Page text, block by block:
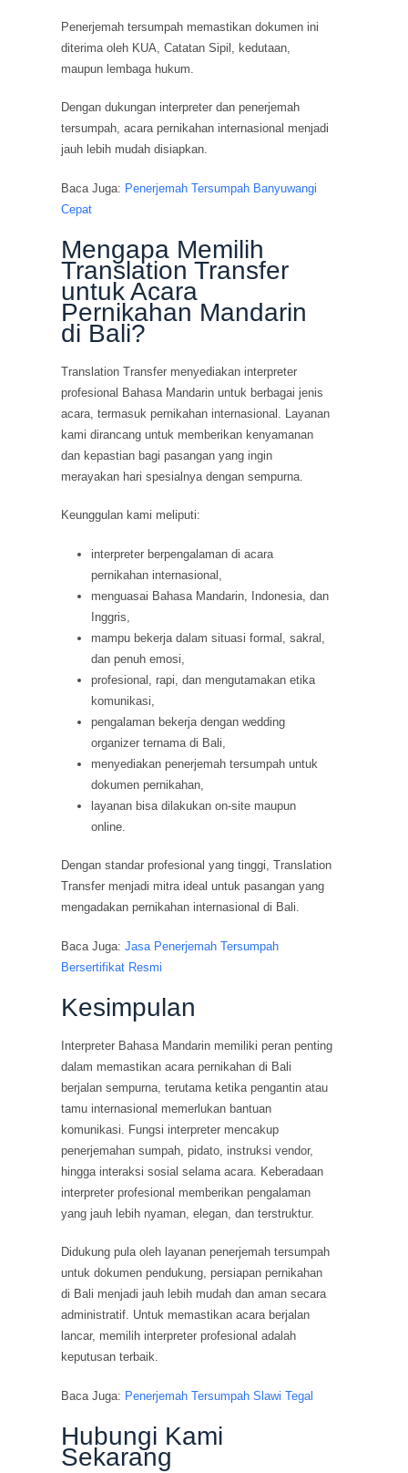
Penerjemah tersumpah memastikan dokumen ini
diterima oleh KUA, Catatan Sipil, kedutaan,
maupun lembaga hukum.
Dengan dukungan interpreter dan penerjemah
tersumpah, acara pernikahan internasional menjadi
jauh lebih mudah disiapkan.
Baca Juga: Penerjemah Tersumpah Banyuwangi
Cepat
Mengapa Memilih
Translation Transfer
untuk Acara
Pernikahan Mandarin
di Bali?
Translation Transfer menyediakan interpreter
profesional Bahasa Mandarin untuk berbagai jenis
acara, termasuk pernikahan internasional. Layanan
kami dirancang untuk memberikan kenyamanan
dan kepastian bagi pasangan yang ingin
merayakan hari spesialnya dengan sempurna.
Keunggulan kami meliputi:
interpreter berpengalaman di acara
pernikahan internasional,
menguasai Bahasa Mandarin, Indonesia, dan
Inggris,
mampu bekerja dalam situasi formal, sakral,
dan penuh emosi,
profesional, rapi, dan mengutamakan etika
komunikasi,
pengalaman bekerja dengan wedding
organizer ternama di Bali,
menyediakan penerjemah tersumpah untuk
dokumen pernikahan,
layanan bisa dilakukan on-site maupun
online.
Dengan standar profesional yang tinggi, Translation
Transfer menjadi mitra ideal untuk pasangan yang
mengadakan pernikahan internasional di Bali.
Baca Juga:Jasa Penerjemah Tersumpah
Bersertifikat Resmi
Kesimpulan
Interpreter Bahasa Mandarin memiliki peran penting
dalam memastikan acara pernikahan di Bali
berjalan sempurna, terutama ketika pengantin atau
tamu internasional memerlukan bantuan
komunikasi. Fungsi interpreter mencakup
penerjemahan sumpah, pidato, instruksi vendor,
hingga interaksi sosial selama acara. Keberadaan
interpreter profesional memberikan pengalaman
yang jauh lebih nyaman, elegan, dan terstruktur.
Didukung pula oleh layanan penerjemah tersumpah
untuk dokumen pendukung, persiapan pernikahan
di Bali menjadi jauh lebih mudah dan aman secara
administratif. Untuk memastikan acara berjalan
lancar, memilih interpreter profesional adalah
keputusan terbaik.
Baca Juga: Penerjemah Tersumpah Slawi Tegal
Hubungi Kami
Sekarang